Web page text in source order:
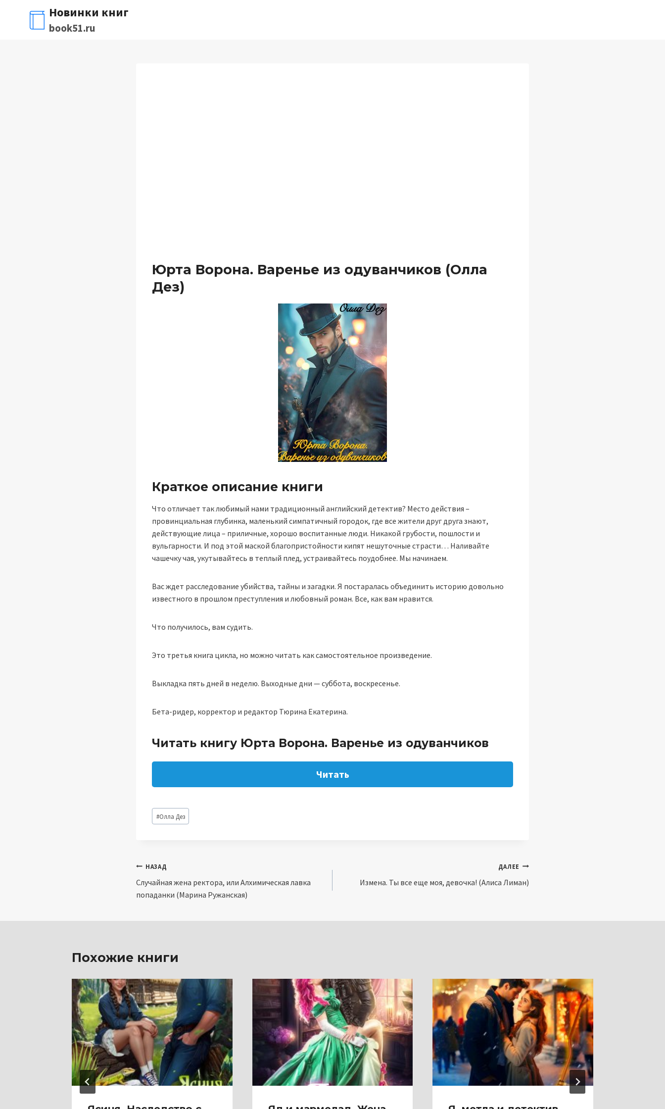
содержимому
Новинки книг
book51.ru
Юрта Ворона. Варенье из одуванчиков (Олла
Дез)
Краткое описание книги
Что отличает так любимый нами традиционный английский детектив? Место действия –
провинциальная глубинка, маленький симпатичный городок, где все жители друг друга знают,
действующие лица – приличные, хорошо воспитанные люди. Никакой грубости, пошлости и
вульгарности. И под этой маской благопристойности кипят нешуточные страсти… Наливайте
чашечку чая, укутывайтесь в теплый плед, устраивайтесь поудобнее. Мы начинаем.
Вас ждет расследование убийства, тайны и загадки. Я постаралась объединить историю довольно
известного в прошлом преступления и любовный роман. Все, как вам нравится.
Что получилось, вам судить.
Это третья книга цикла, но можно читать как самостоятельное произведение.
Выкладка пять дней в неделю. Выходные дни — суббота, воскресенье.
Бета-ридер, корректор и редактор Тюрина Екатерина.
Читать книгу Юрта Ворона. Варенье из одуванчиков
Читать
Метки
записи:
#Олла Дез
Навигация
по
НАЗАД
Случайная жена ректора, или Алхимическая лавка
попаданки (Марина Ружанская)
ДАЛЕЕ
Измена. Ты все еще моя, девочка! (Алиса Лиман)
Похожие книги